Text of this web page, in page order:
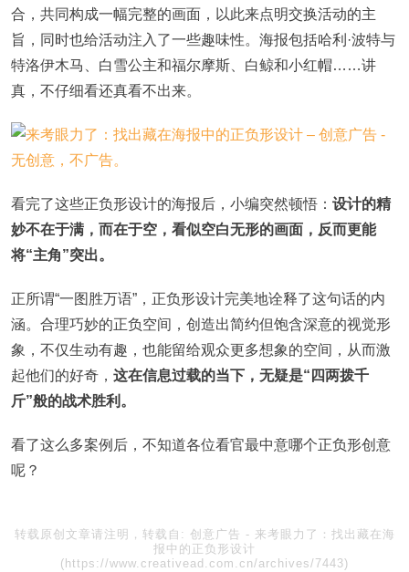
合，共同构成一幅完整的画面，以此来点明交换活动的主
旨，同时也给活动注入了一些趣味性。海报包括哈利·波特与
特洛伊木马、白雪公主和福尔摩斯、白鲸和小红帽……讲
真，不仔细看还真看不出来。
看完了这些正负形设计的海报后，小编突然顿悟： 设计的精
妙不在于满，而在于空，看似空白无形的画面，反而更能
将“主角”突出。
正所谓“一图胜万语”，正负形设计完美地诠释了这句话的内
涵。合理巧妙的正负空间，创造出简约但饱含深意的视觉形
象，不仅生动有趣，也能留给观众更多想象的空间，从而激
起他们的好奇， 这在信息过载的当下，无疑是“四两拨千
斤”般的战术胜利。
看了这么多案例后，不知道各位看官最中意哪个正负形创意
呢？
转载原创文章请注明，转载自: 创意广告 - 来考眼力了：找出藏在海
报中的正负形设计
(https://www.creativead.com.cn/archives/7443)